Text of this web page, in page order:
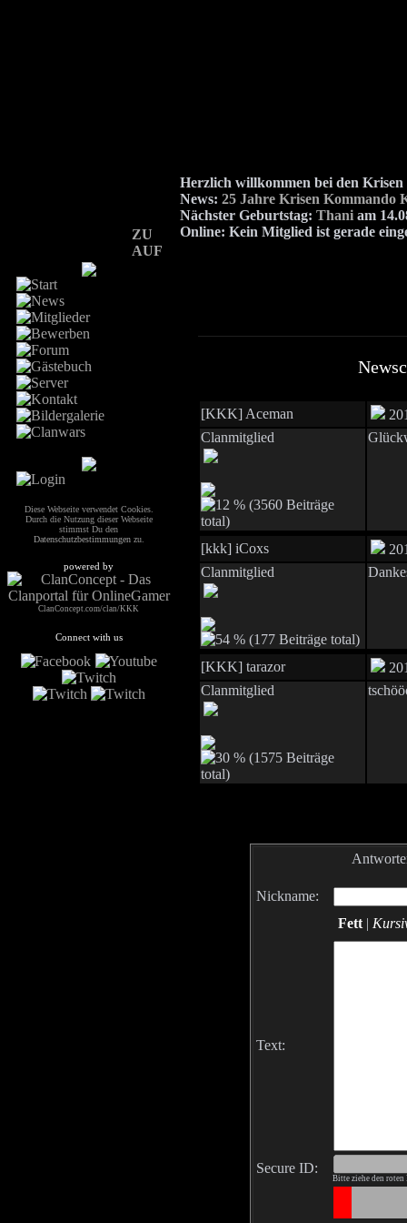
ZU
AUF
Herzlich willkommen bei den
News: 25 Jahre Krisen Kommando
Nächster Geburtstag: Thani am
Online: Kein Mitglied ist gerade
Diese Webseite verwendet Cookies.
Durch die Nutzung dieser Webseite
stimmst Du den
Datenschutzbestimmungen zu.
powered by
ClanConcept.com/clan/KKK
Connect with us
[KKK] Aceman
Clanmitglied
[kkk] iCoxs
Clanmitglied
[KKK] tarazor
Clanmitglied
Nickname:
Fett |
Text:
Secure ID:
Bitte ziehe den roten